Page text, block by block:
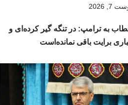
7, 2026
به ترامپ: در تنگه گیر کرده‌ای و
برایت باقی نمانده‌است